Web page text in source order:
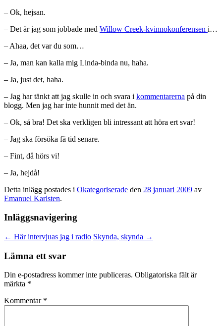
– Ok, hejsan.
– Det är jag som jobbade med Willow Creek-kvinnokonferensen i…
– Ahaa, det var du som…
– Ja, man kan kalla mig Linda-binda nu, haha.
– Ja, just det, haha.
– Jag har tänkt att jag skulle in och svara i kommentarerna på din
blogg. Men jag har inte hunnit med det än.
– Ok, så bra! Det ska verkligen bli intressant att höra ert svar!
– Jag ska försöka få tid senare.
– Fint, då hörs vi!
– Ja, hejdå!
Detta inlägg postades i Okategoriserade den 28 januari 2009 av
Emanuel Karlsten.
Inläggsnavigering
← Här intervjuas jag i radio Skynda, skynda →
Lämna ett svar
Din e-postadress kommer inte publiceras. Obligatoriska fält är
märkta *
Kommentar *